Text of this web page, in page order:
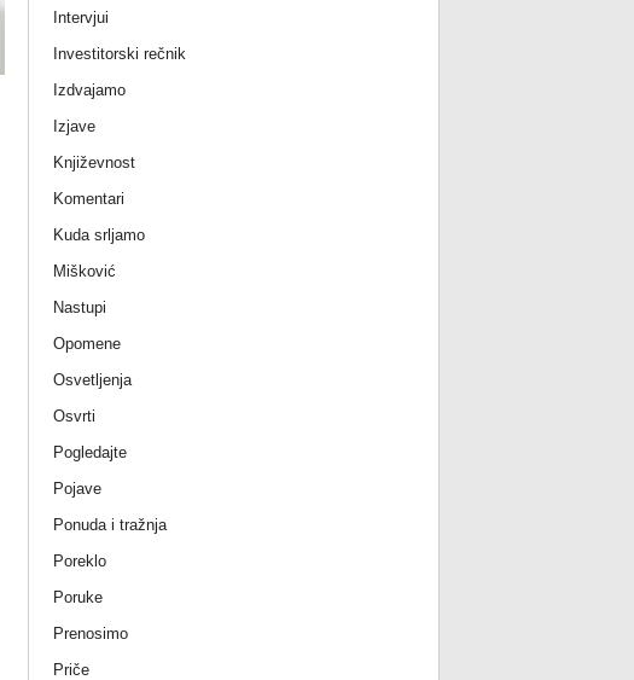
Intervjui
Investitorski rečnik
Izdvajamo
Izjave
Književnost
Komentari
Kuda srljamo
Mišković
Nastupi
Opomene
Osvetljenja
Osvrti
Pogledajte
Pojave
Ponuda i tražnja
Poreklo
Poruke
Prenosimo
Priče